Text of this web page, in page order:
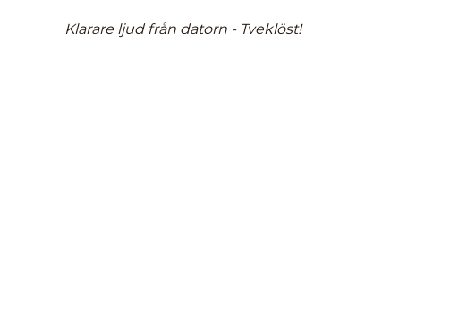
Klarare ljud från datorn - Tveklöst!